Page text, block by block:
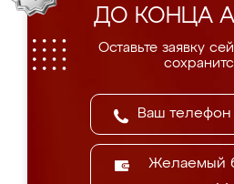
ДО КОНЦА
Оставьте заявку
Желаемый